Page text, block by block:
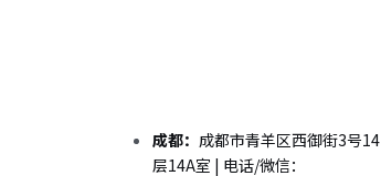
成都： 成都市青羊区西御街3号14
层14A室 | 电话/微信：